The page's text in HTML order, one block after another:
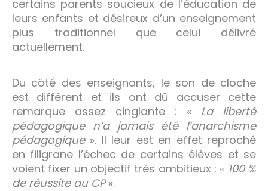
certains parents soucieux de l’éducation de
leurs enfants et désireux d’un enseignement
plus traditionnel que celui délivré
actuellement.
Du côté des enseignants, le son de cloche
est différent et ils ont dû accuser cette
remarque assez cinglante : « La liberté
pédagogique n’a jamais été l’anarchisme
pédagogique». Il leur est en effet reproché
en filigrane l’échec de certains élèves et se
voient fixer un objectif très ambitieux : « 100 %
de réussite au CP».